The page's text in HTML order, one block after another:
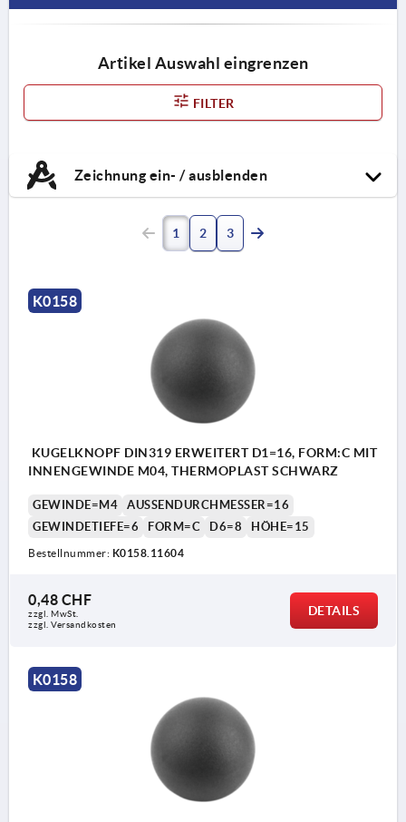
Artikel Auswahl eingrenzen
FILTER
Zeichnung ein- / ausblenden
Form C: Kunststoffgewinde
Form E: Gewindebuchse
Form M: konische Bohrung
1 2 3
K0158
KUGELKNOPF DIN319 ERWEITERT D1=16, FORM:C MIT
INNENGEWINDE M04, THERMOPLAST SCHWARZ
GEWINDE=M4
AUSSENDURCHMESSER=16
GEWINDETIEFE=6
FORM=C D6=8 HÖHE=15
Bestellnummer: K0158.11604
0,48 CHF
zzgl. MwSt.
zzgl. Versandkosten
DETAILS
K0158